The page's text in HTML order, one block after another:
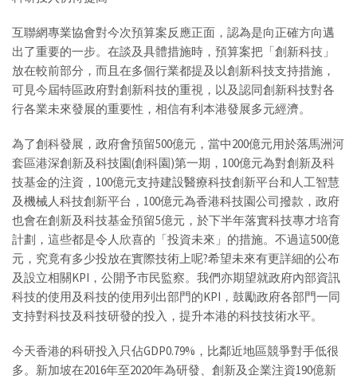
互聯網專業協會對今次預算案反應正面，認為是向正確方向邁
出了重要的一步。在談及具體措施時，預算案把「創新科技」
放在較前部分，而且在多個行業都提及以創新科技支持措施，
可見今屆特區政府對創新科技的重視，以及認同創新科技對各
行各業未來發展的重要性，相信有利本港發展多元經濟。
為了創科發展，政府會預留500億元，當中200億元用於落馬洲河
套區港深創新及科技園(創科園)第一期，100億元為對創新及科
技基金的注資，100億元支持建設醫療科技創新平台和人工智慧
及機械人科技創新平台，100億元為香港科技園公司撥款，政府
也會在創新及科技基金預留5億元，於下半年落實科技專才培育
計劃，這些都是令人欣喜的「投資未來」的措施。不過這500億
元，究竟有多少投放在實際技術上呢?希望未來有更詳細的公布
及設立相關KPI，公開予市民監察。我們亦期望就政府內部資訊
科技的使用及科技的使用列出部門的KPI，鼓勵政府各部門一同
支持對科技及科技研發的投入，提升本港的科技技術水平。
今天香港的科研投入只佔GDP0.79%，比鄰近地區競爭對手低很
多。新加坡在2016年至2020年為研發、創新及企業注資190億新